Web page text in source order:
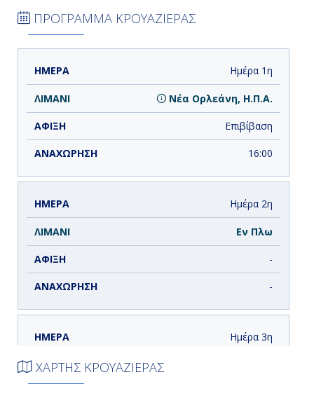
ΠΡΟΓΡΑΜΜΑ ΚΡΟΥΑΖΙΕΡΑΣ
ΗΜΕΡΑ ΑΝΑΧΩΡΗΣΗ
Ημέρα 1η
Νέα Ορλεάνη, Η.Π.Α.
Επιβίβαση
16:00
Ημέρα 2η
Εν Πλω
-
-
Ημέρα 3η
ΧΑΡΤΗΣ ΚΡΟΥΑΖΙΕΡΑΣ